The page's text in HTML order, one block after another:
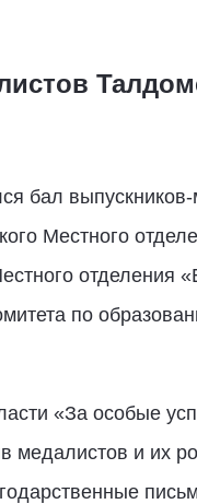
бал
Местного
отделения
по
«За особые
медалистов и их